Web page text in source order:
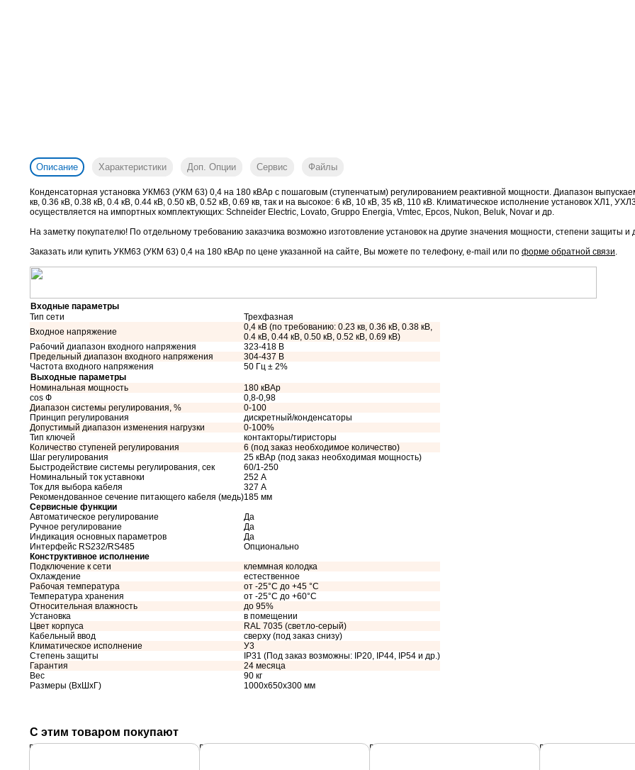
Описание Характеристики Доп. Опции Сервис Файлы
Конденсаторная установка УКМ63 (УКМ 63) 0,4 на 180 кВАр с пошаговым (ступенчатым) регулированием реактивной мощности. Диапазон
кв, 0.36 кВ, 0.38 кВ, 0.4 кВ, 0.44 кВ, 0.50 кВ, 0.52 кВ, 0.69 кв, так и на высокое: 6 кВ, 10 кВ, 35 кВ, 110 кВ. Климатическое исполнение установок ХЛ1,
осуществляется на импортных комплектующих: Schneider Electric, Lovato, Gruppo Energia, Vmtec, Epcos, Nukon, Beluk, Novar и др.
На заметку покупателю! По отдельному требованию заказчика возможно изготовление установок на другие значения мощности, степени защиты и
Заказать или купить УКМ63 (УКМ 63) 0,4 на 180 кВАр по цене указанной на сайте, Вы можете по телефону, e-mail или по форме обратной связи.
Входные параметры
Тип сети
Трехфазная
Входное напряжение
0,4 кВ (по требованию: 0.23 кв, 0.36 кВ, 0.38 кВ,
0.4 кВ, 0.44 кВ, 0.50 кВ, 0.52 кВ, 0.69 кВ)
Рабочий диапазон входного напряжения
323-418 В
Предельный диапазон входного напряжения
304-437 В
Частота входного напряжения
50 Гц ± 2%
Выходные параметры
Номинальная мощность
180 кВАр
cos Ф
0,8-0,98
Диапазон системы регулирования, %
0-100
Принцип регулирования
дискретный/конденсаторы
Допустимый диапазон изменения нагрузки
0-100%
Тип ключей
контакторы/тиристоры
Количество ступеней регулирования
6 (под заказ необходимое количество)
Шаг регулирования
25 кВАр (под заказ необходимая мощность)
Быстродействие системы регулирования, сек
60/1-250
Номинальный ток уставноки
252 А
Ток для выбора кабеля
327 А
Рекомендованное сечение питающего кабеля (медь)185 мм
Сервисные функции
Автоматическое регулирование
Да
Ручное регулирование
Да
Индикация основных параметров
Да
Интерфейс RS232/RS485
Опционально
Конструктивное исполнение
Подключение к сети
клеммная колодка
Охлаждение
естественное
Рабочая температура
от -25°C до +45 °C
Температура хранения
от -25°C до +60°C
Относительная влажность
до 95%
Установка
в помещении
Цвет корпуса
RAL 7035 (светло-серый)
Кабельный ввод
сверху (под заказ снизу)
Климатическое исполнение
У3
Степень защиты
IP31 (Под заказ возможны: IP20, IP44, IP54 и др.)
Гарантия
24 месяца
Вес
90 кг
Размеры (ВхШхГ)
1000х650х300 мм
С этим товаром покупают
Подробнее Подробнее Подробнее Подробнее